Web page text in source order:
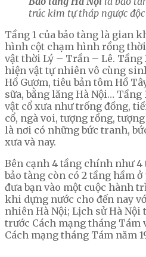
trúc kim tự tháp ngược độc
Tầng 1 của bảo tàng là gian
hình cột chạm hình rồng thời
vật thời Lý – Trần – Lê. Tầng
hiện vật tự nhiên vô cùng
Hồ Gươm, tiêu bản tôm Hồ
sữa, bằng lăng Hà Nội…
vật cổ xưa như trống đồng,
cổ, ngà voi, tượng rồng,
là nơi có những bức tranh,
xưa và nay.
Bên cạnh 4 tầng chính như
bảo tàng còn có 2 tầng hầm
đưa bạn vào một cuộc hành
khi dựng nước cho đến nay
nhiên Hà Nội; Lịch sử Hà Nội
trước Cách mạng tháng Tám
Cách mạng tháng Tám năm